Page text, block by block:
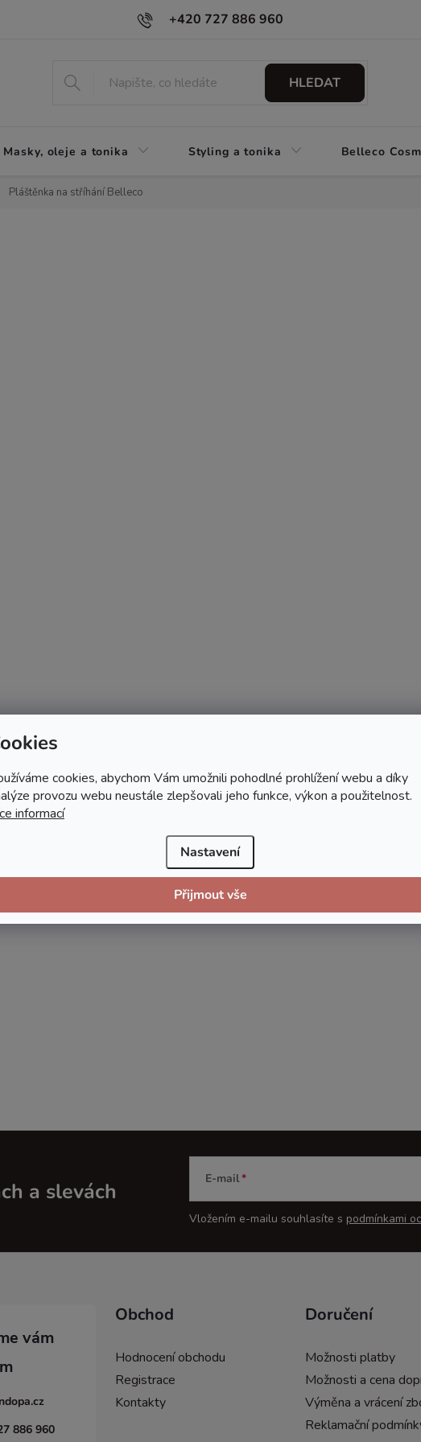
cookies, abychom Vám umožnili pohodlné prohlížení webu a díky
provozu webu neustále zlepšovali jeho funkce, výkon a použitelnost.
informací
Nastavení
Přijmout vše
+420 727 886 960
HLEDAT
Masky, oleje a tonika Styling a tonika Belleco
Pláštěnka na stříhání Belleco
a slevách E-mail
Vložením e-mailu souhlasíte s podmínkami
886 960
Obchod
Hodnocení obchodu
Registrace
Kontakty
Doručení
Možnosti platby
Možnosti a cena
Výměna a vrácení
Reklamační